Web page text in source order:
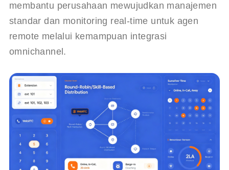
membantu perusahaan mewujudkan manajemen
standar dan monitoring real-time untuk agen
remote melalui kemampuan integrasi
omnichannel.